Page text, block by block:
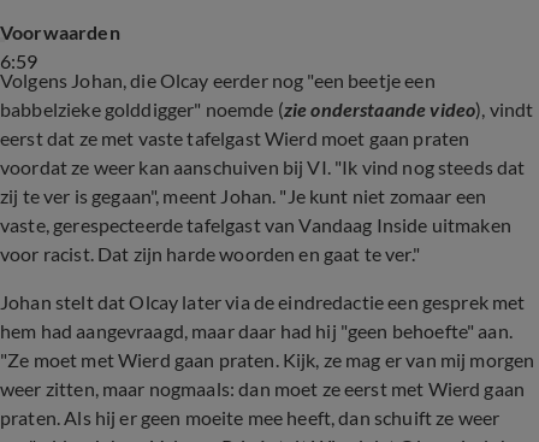
6:59
Voorwaarden
Volgens Johan, die Olcay eerder nog "een beetje een
babbelzieke golddigger" noemde (zie onderstaande video), vindt
eerst dat ze met vaste tafelgast Wierd moet gaan praten
voordat ze weer kan aanschuiven bij VI. "Ik vind nog steeds dat
zij te ver is gegaan", meent Johan. "Je kunt niet zomaar een
vaste, gerespecteerde tafelgast van Vandaag Inside uitmaken
voor racist. Dat zijn harde woorden en gaat te ver."
Johan stelt dat Olcay later via de eindredactie een gesprek met
hem had aangevraagd, maar daar had hij "geen behoefte" aan.
"Ze moet met Wierd gaan praten. Kijk, ze mag er van mij morgen
weer zitten, maar nogmaals: dan moet ze eerst met Wierd gaan
praten. Als hij er geen moeite mee heeft, dan schuift ze weer